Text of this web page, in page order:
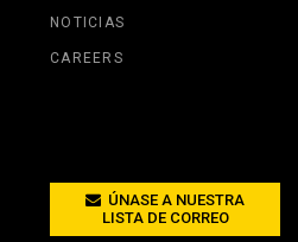
NOTICIAS
CAREERS
ÚNASE A NUESTRA
LISTA DE CORREO